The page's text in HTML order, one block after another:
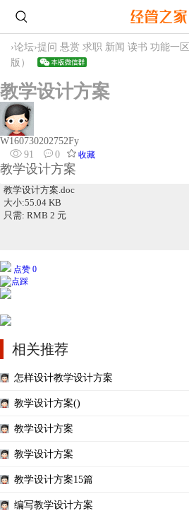
›论坛›提问 悬赏 求职 新闻 读书 功能一区
版）
教学设计方案
W160730202752Fy
91
0 收藏
教学设计方案
教学设计方案.doc
大小:55.04 KB
只需: RMB 2 元
点赞 0
相关推荐
怎样设计教学设计方案
教学设计方案()
教学设计方案
教学设计方案
教学设计方案15篇
编写教学设计方案